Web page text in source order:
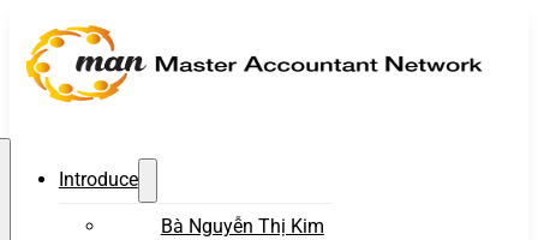
Introduce
Bà Nguyễn Thị Kim